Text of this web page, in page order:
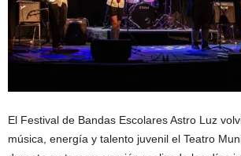
El Festival de Bandas Escolares Astro Luz
música, energía y talento juvenil el Teatro